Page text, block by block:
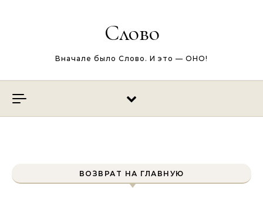
Слово
Вначале было Слово. И это — ОНО!
ВОЗВРАТ НА ГЛАВНУЮ